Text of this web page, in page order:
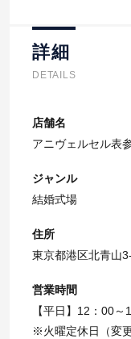
詳細
DETAILS
店舗名
アニヴェルセル表
ジャンル
結婚式場
住所
東京都港区北青山
営業時間
【平日】12：00
※火曜定休日（変